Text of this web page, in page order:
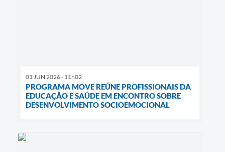
01 JUN 2026 - 11h02
PROGRAMA MOVE REÚNE PROFISSIONAIS DA
EDUCAÇÃO E SAÚDE EM ENCONTRO SOBRE
DESENVOLVIMENTO SOCIOEMOCIONAL